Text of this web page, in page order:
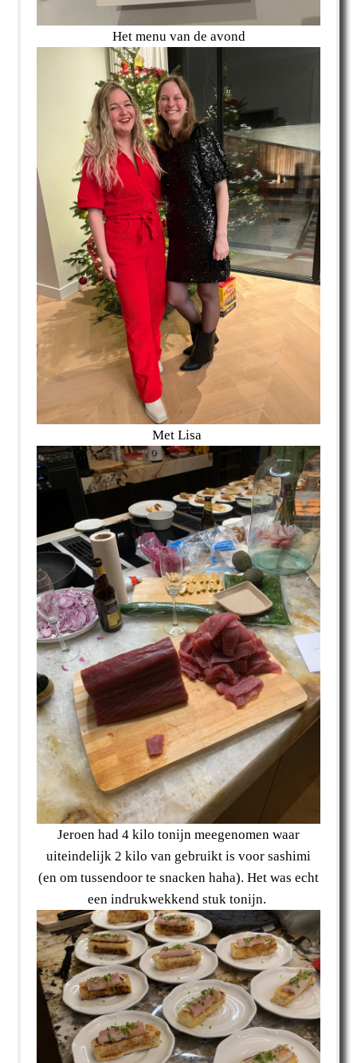
Het menu van de avond
Met Lisa
Jeroen had 4 kilo tonijn meegenomen waar
uiteindelijk 2 kilo van gebruikt is voor sashimi
(en om tussendoor te snacken haha). Het was echt
een indrukwekkend stuk tonijn.